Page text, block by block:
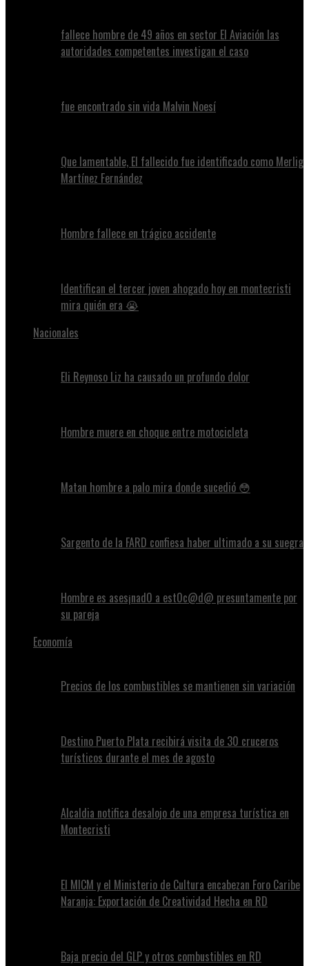
fallece hombre de 49 años en sector El Aviación las
autoridades competentes investigan el caso
fue encontrado sin vida Malvin Noesí
Que lamentable, El fallecido fue identificado como Merlig
Martínez Fernández
Hombre fallece en trágico accidente
Identifican el tercer joven ahogado hoy en montecristi
mira quién era 😭
Nacionales
Eli Reynoso Liz ha causado un profundo dolor
Hombre muere en choque entre motocicleta
Matan hombre a palo mira donde sucedió 😳
Sargento de la FARD confiesa haber ultimado a su suegra
Hombre es ases¡nad0 a est0c@d@ presuntamente por
su pareja
Economía
Precios de los combustibles se mantienen sin variación
Destino Puerto Plata recibirá visita de 30 cruceros
turísticos durante el mes de agosto
Alcaldia notifica desalojo de una empresa turística en
Montecristi
El MICM y el Ministerio de Cultura encabezan Foro Caribe
Naranja: Exportación de Creatividad Hecha en RD
Baja precio del GLP y otros combustibles en RD